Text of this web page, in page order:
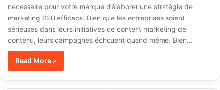
nécessaire pour votre marque d’élaborer une stratégie de
marketing B2B efficace. Bien que les entreprises soient
sérieuses dans leurs initiatives de content marketing de
contenu, leurs campagnes échouent quand même. Bien…
Read More »